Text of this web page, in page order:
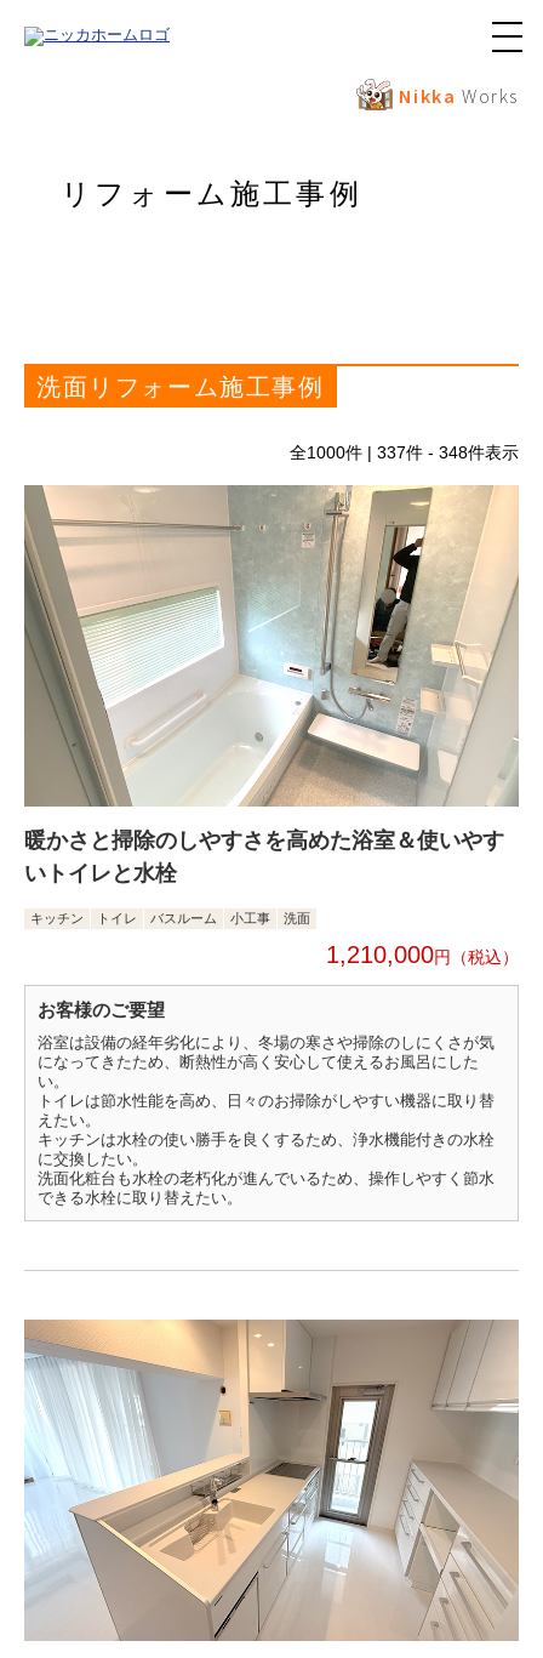
メ
ュ
Nikka Works
リフォーム施工事例
洗面リフォーム施工事例
全1000件 | 337件 - 348件表示
暖かさと掃除のしやすさを高めた浴室＆使いやす
いトイレと水栓
キッチン トイレ バスルーム 小工事 洗面
1,210,000円
お客様のご要望
浴室は設備の経年劣化により、冬場の寒さや掃除のしにくさが気
になってきたため、断熱性が高く安心して使えるお風呂にした
い。
トイレは節水性能を高め、日々のお掃除がしやすい機器に取り替
えたい。
キッチンは水栓の使い勝手を良くするため、浄水機能付きの水栓
に交換したい。
洗面化粧台も水栓の老朽化が進んでいるため、操作しやすく節水
できる水栓に取り替えたい。